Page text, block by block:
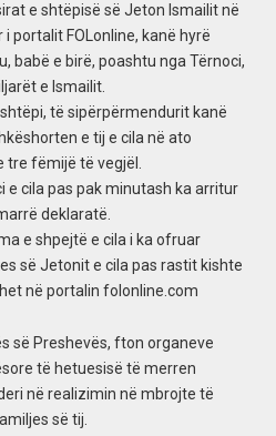
e shtëpisë së Jeton Ismailit në
portalit FOLonline, kanë hyrë
babë e birë, poashtu nga Tërnoci,
e Ismailit.
të sipërpërmendurit kanë
e tij e cila në ato
tre fëmijë të vegjël.
e cila pas pak minutash ka arritur
deklaratë.
e shpejtë e cila i ka ofruar
së Jetonit e cila pas rastit kishte
në portalin folonline.com
së Preshevës, fton organeve
të hetuesisë të merren
në realizimin në mbrojte të
së tij.